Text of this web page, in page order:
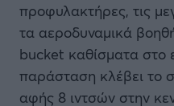
προφυλακτήρες, τις
τα αεροδυναμικά
bucket καθίσματα στο
παράσταση κλέβει το
αφής 8 ιντσών στην